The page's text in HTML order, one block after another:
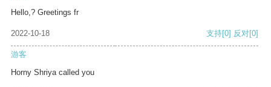
Hello,? Greetings fr
2022-10-18 支持[0] 反对[0]
游客
Horny Shriya called you